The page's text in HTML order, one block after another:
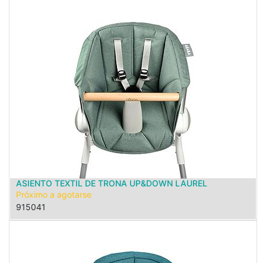
ASIENTO TEXTIL DE TRONA UP&DOWN LAUREL
Próximo a agotarse
915041